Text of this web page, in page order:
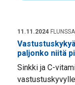
11.11.2024
paljonko niitä
Sinkki ja C-